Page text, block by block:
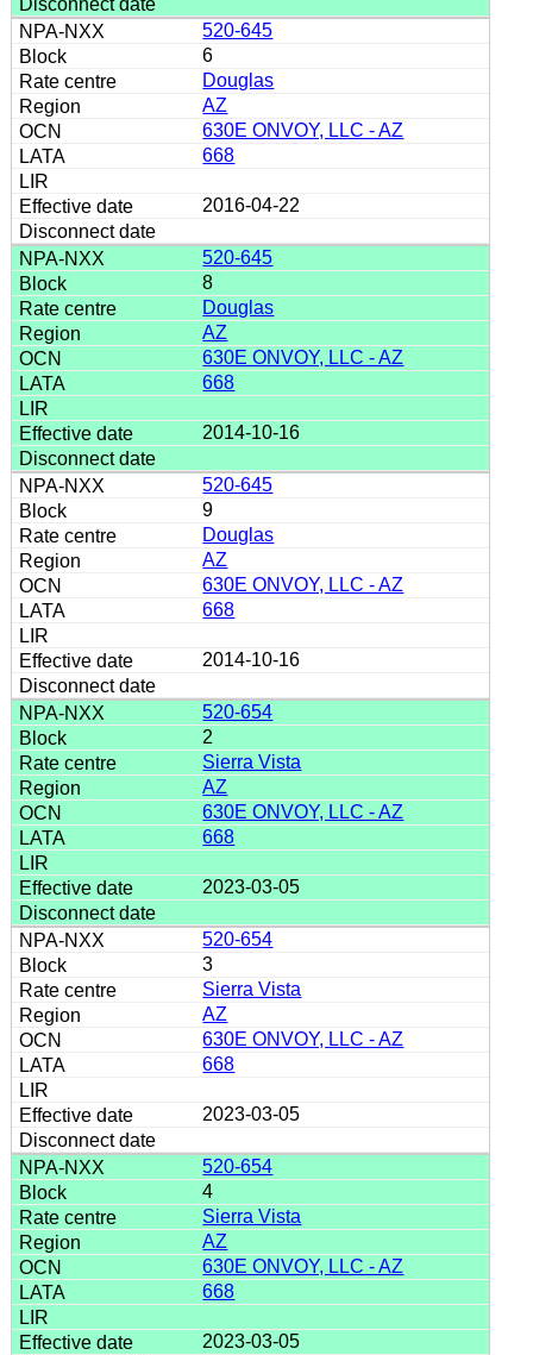
520-645
6
Douglas
AZ
630E ONVOY, LLC - AZ
668
2016-04-22
520-645
8
Douglas
AZ
630E ONVOY, LLC - AZ
668
2014-10-16
520-645
9
Douglas
AZ
630E ONVOY, LLC - AZ
668
2014-10-16
520-654
2
Sierra Vista
AZ
630E ONVOY, LLC - AZ
668
2023-03-05
520-654
3
Sierra Vista
AZ
630E ONVOY, LLC - AZ
668
2023-03-05
520-654
4
Sierra Vista
AZ
630E ONVOY, LLC - AZ
668
2023-03-05